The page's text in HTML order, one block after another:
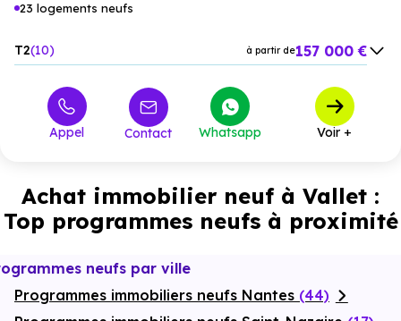
23 logements neufs
T2 10 à partir de157 000 €
à partir de 261 000 €
à partir de 314 000 €
Appel Contact Whatsapp Voir +
Achat immobilier neuf à Vallet :
Top programmes neufs à proximité
neufs par ville
Programmes immobiliers neufs Nantes (44)